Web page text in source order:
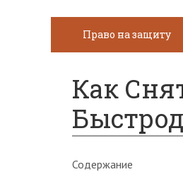
Право на защиту
Как
Содержание